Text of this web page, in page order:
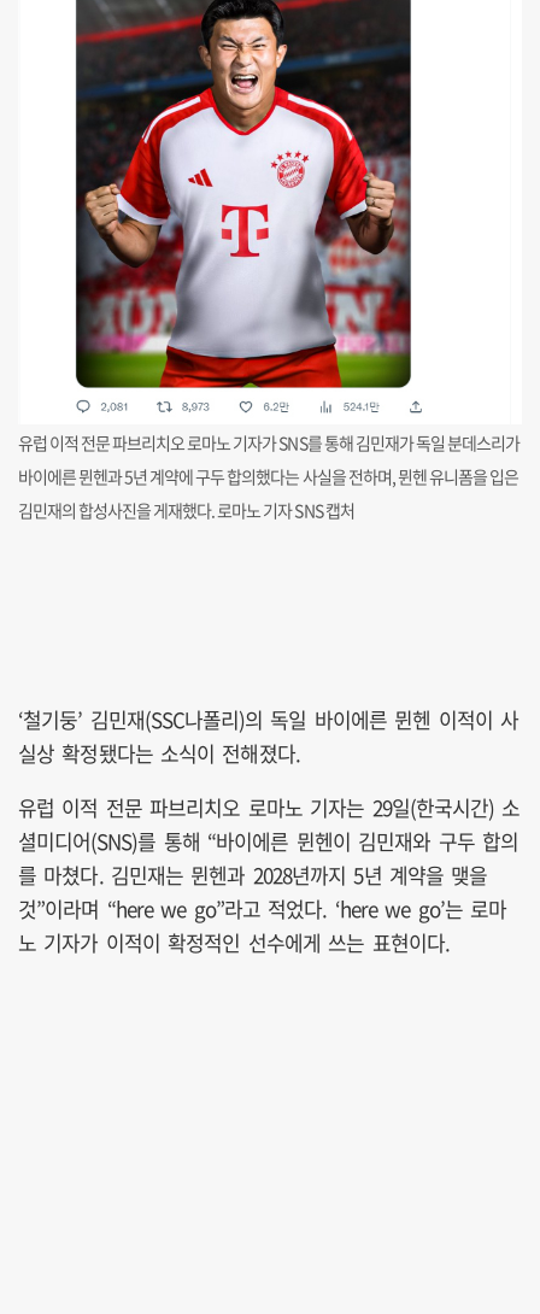
유럽 이적 전문 파브리치오 로마노 기자가 SNS를 통해 김민재가 독일 분데스리가
바이에른 뮌헨과 5년 계약에 구두 합의했다는 사실을 전하며, 뮌헨 유니폼을 입은
김민재의 합성사진을 게재했다. 로마노 기자 SNS 캡처
‘철기둥’ 김민재(SSC나폴리)의 독일 바이에른 뮌헨 이적이 사
실상 확정됐다는 소식이 전해졌다.
유럽 이적 전문 파브리치오 로마노 기자는 29일(한국시간) 소
셜미디어(SNS)를 통해 “바이에른 뮌헨이 김민재와 구두 합의
를 마쳤다. 김민재는 뮌헨과 2028년까지 5년 계약을 맺을
것”이라며 “here we go”라고 적었다. ‘here we go’는 로마
노 기자가 이적이 확정적인 선수에게 쓰는 표현이다.